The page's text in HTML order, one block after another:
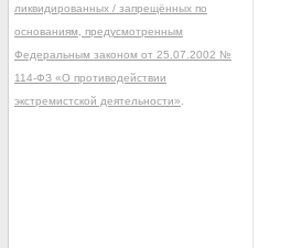
ликвидированных / запрещённых по
основаниям, предусмотренным
Федеральным законом от 25.07.2002 №
114-ФЗ «О противодействии
экстремистской деятельности»